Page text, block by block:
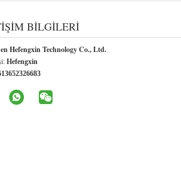
BILGILERI
Hefengxin Technology Co., Ltd.
Hefengxin